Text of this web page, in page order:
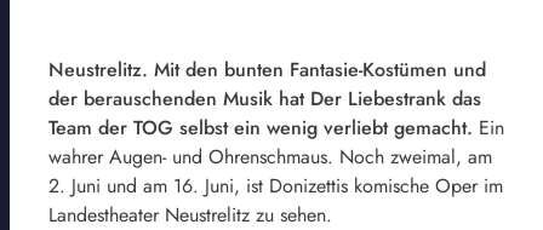
Neustrelitz. Mit den bunten Fantasie-Kostümen und
der berauschenden Musik hat Der Liebestrank das
Team der TOG selbst ein wenig verliebt gemacht. Ein
wahrer Augen- und Ohrenschmaus. Noch zweimal, am
2. Juni und am 16. Juni, ist Donizettis komische Oper im
Landestheater Neustrelitz zu sehen.